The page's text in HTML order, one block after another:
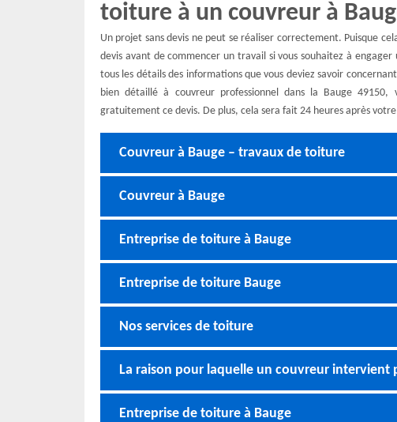
toiture à un couvreur à
Un projet sans devis ne peut se réaliser correctement. Puisque
devis avant de commencer un travail si vous souhaitez à engager
tous les détails des informations que vous deviez savoir
bien détaillé à couvreur professionnel dans la Bauge
gratuitement ce devis. De plus, cela sera fait 24 heures après
Couvreur à Bauge – travaux de toiture
Couvreur à Bauge
Entreprise de toiture à Bauge
Entreprise de toiture Bauge
Nos services de toiture
La raison pour laquelle un couvreur intervient
Entreprise de toiture à Bauge